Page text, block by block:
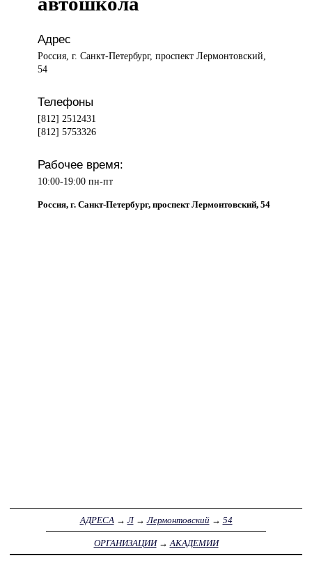
Адрес
Россия, г. Санкт-Петербург, проспект Лермонтовский,
54
Телефоны
[812] 2512431
[812] 5753326
Рабочее время:
10:00-19:00 пн-пт
Россия, г. Санкт-Петербург, проспект Лермонтовский, 54
АДРЕСА →Л→Лермонтовский→ 54
ОРГАНИЗАЦИИ→ АКАДЕМИИ